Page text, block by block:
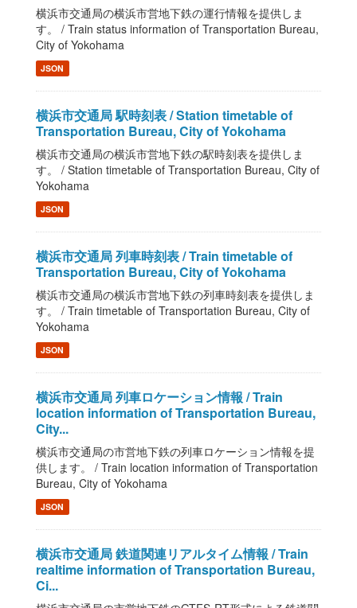
横浜市交通局の横浜市営地下鉄の運行情報を提供しま
す。 / Train status information of Transportation Bureau,
City of Yokohama
JSON
横浜市交通局 駅時刻表 / Station timetable of
Transportation Bureau, City of Yokohama
横浜市交通局の横浜市営地下鉄の駅時刻表を提供しま
す。 / Station timetable of Transportation Bureau, City of
Yokohama
JSON
横浜市交通局 列車時刻表 / Train timetable of
Transportation Bureau, City of Yokohama
横浜市交通局の横浜市営地下鉄の列車時刻表を提供しま
す。 / Train timetable of Transportation Bureau, City of
Yokohama
JSON
横浜市交通局 列車ロケーション情報 / Train
location information of Transportation Bureau,
City...
横浜市交通局の市営地下鉄の列車ロケーション情報を提
供します。 / Train location information of Transportation
Bureau, City of Yokohama
JSON
横浜市交通局 鉄道関連リアルタイム情報 / Train
realtime information of Transportation Bureau,
Ci...